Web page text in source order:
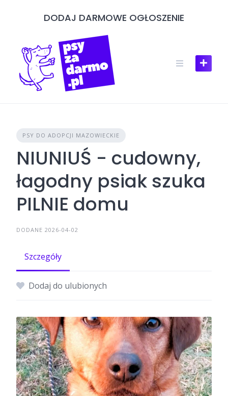
DODAJ DARMOWE OGŁOSZENIE
PSY DO ADOPCJI MAZOWIECKIE
NIUNIUŚ - cudowny,
łagodny psiak szuka
PILNIE domu
DODANE 2026-04-02
Szczegóły
Dodaj do ulubionych